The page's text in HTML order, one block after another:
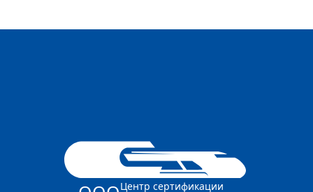
Центр сертификации